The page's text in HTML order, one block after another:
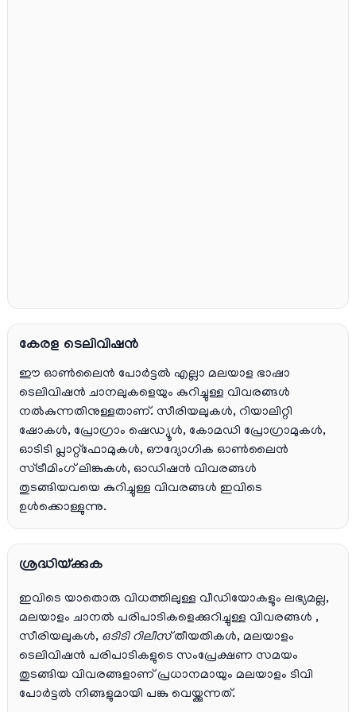
കേരള ടെലിവിഷൻ
ഈ ഓൺലൈൻ പോർട്ടൽ എല്ലാ മലയാള ഭാഷാ
ടെലിവിഷൻ ചാനലുകളെയും കുറിച്ചുള്ള വിവരങ്ങൾ
നൽകുന്നതിനുള്ളതാണ്. സീരിയലുകൾ, റിയാലിറ്റി
ഷോകൾ, പ്രോഗ്രാം ഷെഡ്യൂൾ, കോമഡി പ്രോഗ്രാമുകൾ,
ഓടിടി പ്ലാറ്റ്‌ഫോമുകൾ, ഔദ്യോഗിക ഓൺലൈൻ
സ്ട്രീമിംഗ് ലിങ്കുകൾ, ഓഡിഷൻ വിവരങ്ങൾ
തുടങ്ങിയവയെ കുറിച്ചുള്ള വിവരങ്ങൾ ഇവിടെ
ഉൾക്കൊള്ളുന്നു.
ശ്രദ്ധിയ്ക്കുക
ഇവിടെ യാതൊരു വിധത്തിലുള്ള വീഡിയോകളും ലഭ്യമല്ല,
മലയാളം ചാനല്‍ പരിപാടികളെക്കുറിച്ചുള്ള വിവരങ്ങള്‍ ,
സീരിയലുകള്‍, ഒടിടി റിലീസ്തീയതികള്‍, മലയാളം
ടെലിവിഷന്‍ പരിപാടികളുടെ സംപ്രേക്ഷണ സമയം
തുടങ്ങിയ വിവരങ്ങളാണ് പ്രധാനമായും മലയാളം ടിവി
പോര്‍ട്ടല്‍ നിങ്ങളുമായി പങ്കു വെയ്ക്കുന്നത്.